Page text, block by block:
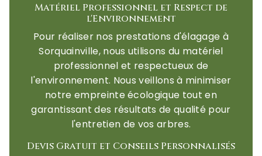
Matériel Professionnel et Respect de
l'Environnement
Pour réaliser nos prestations d'élagage à
Sorquainville, nous utilisons du matériel
professionnel et respectueux de
l'environnement. Nous veillons à minimiser
notre empreinte écologique tout en
garantissant des résultats de qualité pour
l'entretien de vos arbres.
Devis Gratuit et Conseils Personnalisés